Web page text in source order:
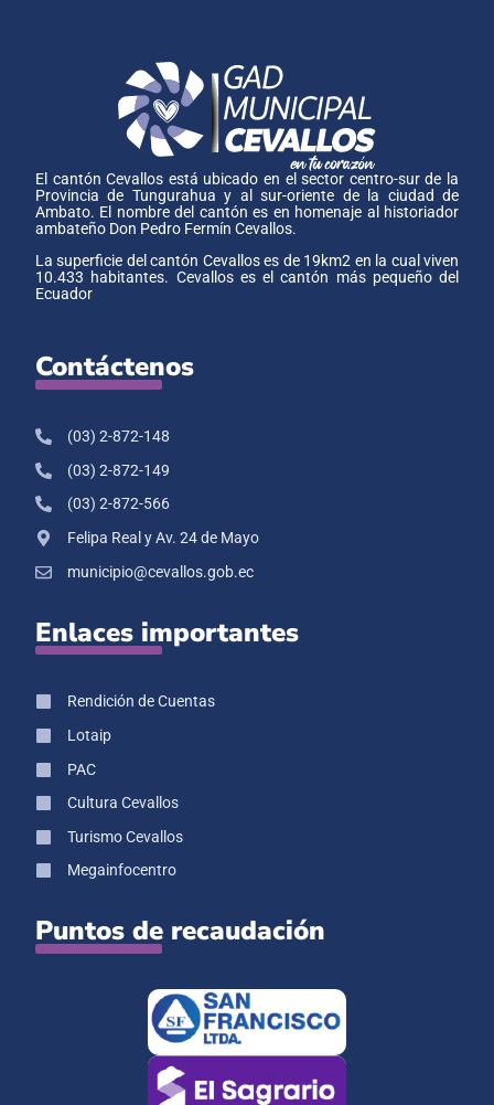
El cantón Cevallos está ubicado en el sector centro-sur de la
Provincia de Tungurahua y al sur-oriente de la ciudad de
Ambato. El nombre del cantón es en homenaje al historiador
ambateño Don Pedro Fermín Cevallos.
La superficie del cantón Cevallos es de 19km2 en la cual viven
10.433 habitantes. Cevallos es el cantón más pequeño del
Ecuador
Contáctenos
(03) 2-872-148
(03) 2-872-149
(03) 2-872-566
Felipa Real y Av. 24 de Mayo
municipio@cevallos.gob.ec
Enlaces importantes
Rendición de Cuentas
Lotaip
PAC
Cultura Cevallos
Turismo Cevallos
Megainfocentro
Puntos de recaudación